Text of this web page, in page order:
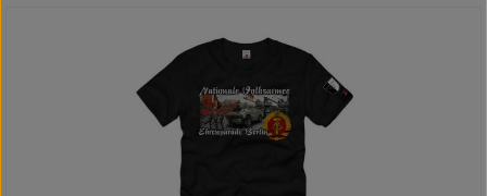
In den Warenkorb